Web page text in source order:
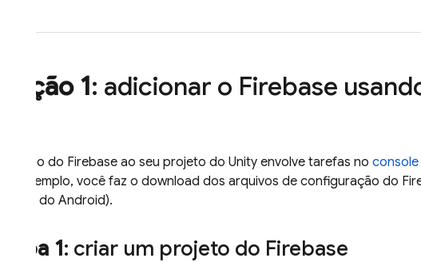
Opção 1: adicionar o Firebase
A adição do Firebase ao seu projeto do Unity envolve tarefas no
(por exemplo, você faz o download dos arquivos de configuração do
projeto do Android).
Etapa 1: criar um projeto do Firebase